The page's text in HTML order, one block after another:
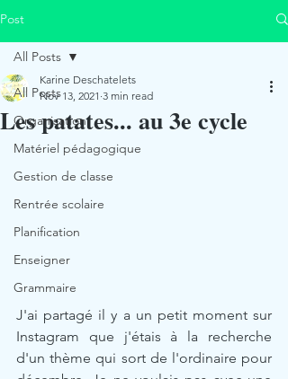
Post
All Posts
Organisation
Matériel pédagogique
Gestion de classe
Rentrée scolaire
Planification
Enseigner
Grammaire
All Posts
Les patates... au 3e cycle
Karine Deschatelets
Nov 13, 2021 3 min read
J'ai partagé il y a un petit moment sur
Instagram que j'étais à la recherche
d'un thème qui sort de l'ordinaire pour